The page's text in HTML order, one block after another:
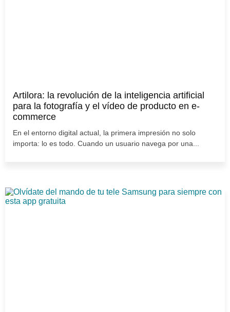
Artilora: la revolución de la inteligencia artificial
para la fotografía y el vídeo de producto en e-
commerce
En el entorno digital actual, la primera impresión no solo
importa: lo es todo. Cuando un usuario navega por una...